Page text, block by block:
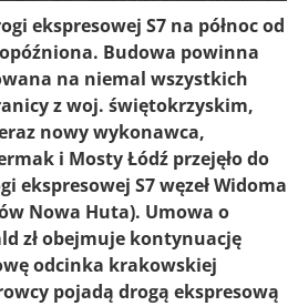
ekspresowej S7 na północ od
Budowa powinna
na niemal wszystkich
z woj. świętokrzyskim,
nowy wykonawca,
i Mosty Łódź przejęło do
ekspresowej S7 węzeł Widoma
Nowa Huta). Umowa o
zł obejmuje kontynuację
odcinka krakowskiej
pojadą drogą ekspresową